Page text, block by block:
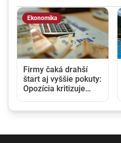
Ekonomika
Firmy čaká drahší
štart aj vyššie pokuty:
Opozícia kritizuje